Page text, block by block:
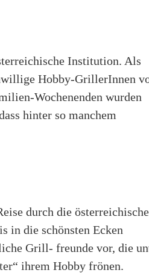
Institution. Als
Hobby-GrillerInnen
Wochenenden wurden
hinter so manchem
durch die
in die schönsten Ecken
Grill- freunde vor, die
ihrem Hobby frönen.